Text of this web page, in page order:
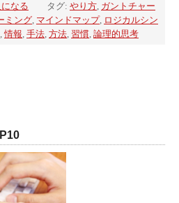
なる タグ: やり方, ガントチャー
ミング, マインドマップ, ロジカルシン
,情報, 手法, 方法, 習慣, 論理的思考